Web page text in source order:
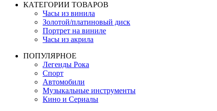
КАТЕГОРИИ ТОВАРОВ
Часы из винила
Золотой/платиновый диск
Портрет на виниле
Часы из акрила
ПОПУЛЯРНОЕ
Легенды Рока
Спорт
Автомобили
Музыкальные инструменты
Кино и Сериалы